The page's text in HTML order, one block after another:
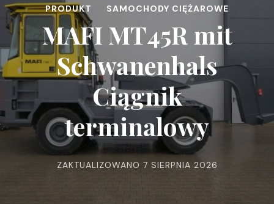
PRODUKT SAMOCHODY CIĘŻAROWE
MAFI MT45R mit
Schwanenhals
Ciągnik
terminalowy
ZAKTUALIZOWANO 7 SIERPNIA 2026